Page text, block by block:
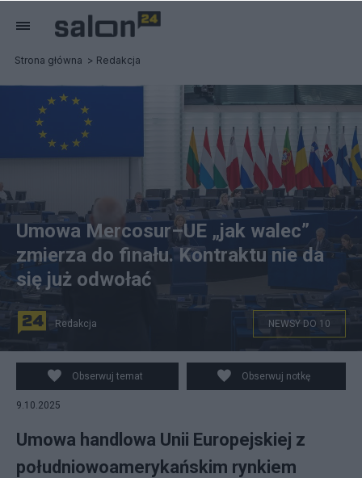
Strona główna Redakcja
PAP/EPA/CHRISTOPHE PETIT TESSON
Umowa Mercosur–UE „jak walec”
zmierza do finału. Kontraktu nie da
się już odwołać
Redakcja NEWSY DO 10
Obserwuj temat Obserwuj notkę
9.10.2025
Umowa handlowa Unii Europejskiej z
południowoamerykańskim rynkiem